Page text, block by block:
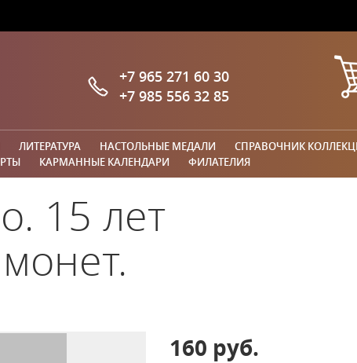
+7 965 271 60 30
+7 985 556 32 85
ЛИТЕРАТУРА НАСТОЛЬНЫЕ МЕДАЛИ
СПРАВОЧНИК
КАРМАННЫЕ КАЛЕНДАРИ ФИЛАТЕЛИЯ
15 лет
160 руб.